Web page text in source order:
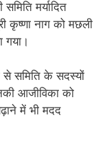
मर्यादित
कृष्णा नाग को मछली
गया।
से समिति के सदस्यों
आजीविका को
में भी मदद